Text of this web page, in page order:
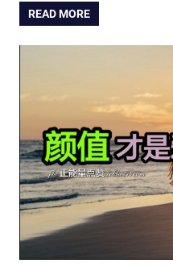
READ MORE